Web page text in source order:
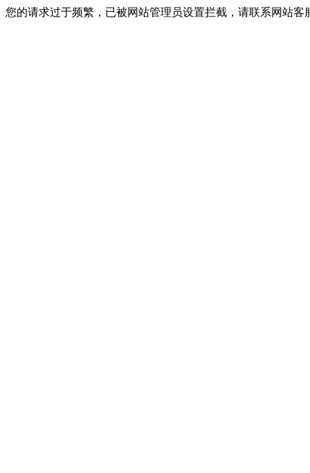
您的请求过于频繁，已被网站管理员设置拦截，请联系网站客